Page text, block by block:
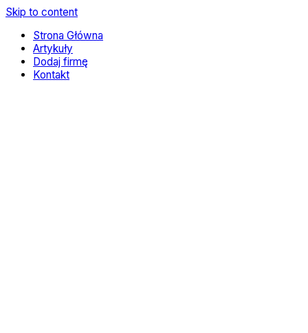
Skip to content
Strona Główna
Artykuły
Dodaj firmę
Kontakt